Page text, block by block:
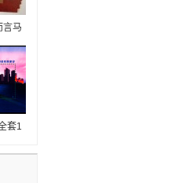
马
格并
它发
着时
藏
所
邮
套1
月